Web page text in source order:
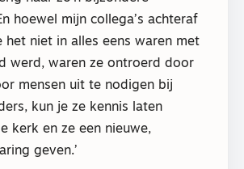
hoewel mijn collega’s achteraf
het niet in alles eens waren met
werd, waren ze ontroerd door
mensen uit te nodigen bij
kun je ze kennis laten
kerk en ze een nieuwe,
geven.’